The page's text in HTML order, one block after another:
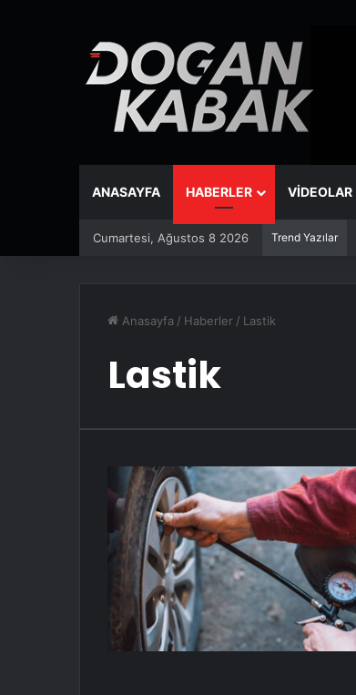
ANASAYFA HABERLER VİDEOLAR
Cumartesi, Ağustos 8 2026 Trend Yazılar
Anasayfa / Haberler / Lastik
Lastik